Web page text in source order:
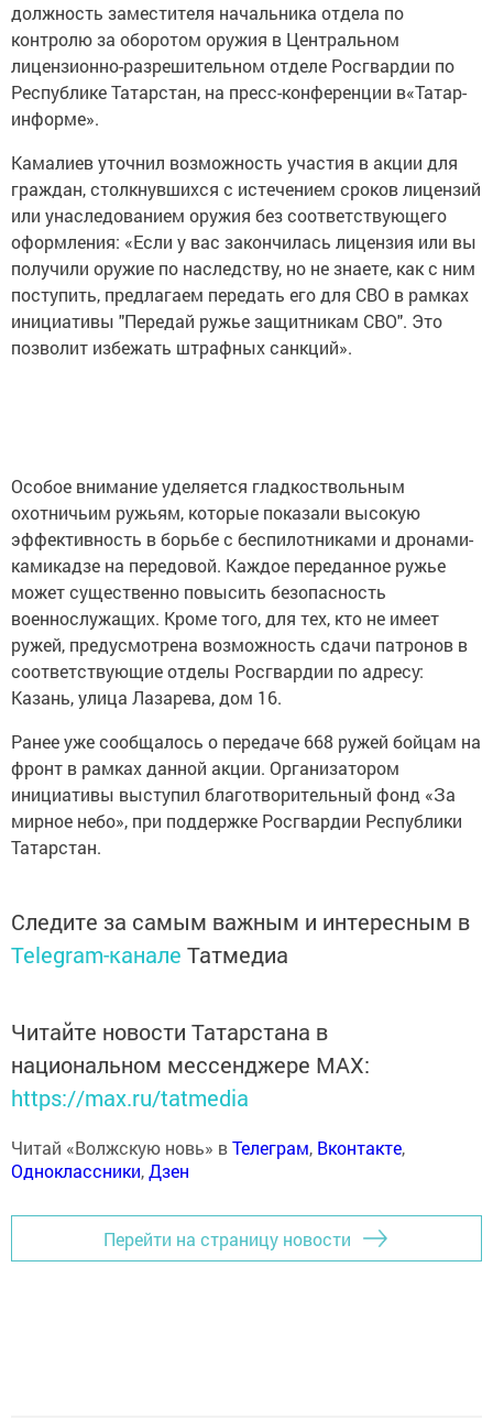
должность заместителя начальника отдела по
контролю за оборотом оружия в Центральном
лицензионно-разрешительном отделе Росгвардии по
Республике Татарстан, на пресс-конференции в«Татар-
информе».
Камалиев уточнил возможность участия в акции для
граждан, столкнувшихся с истечением сроков лицензий
или унаследованием оружия без соответствующего
оформления: «Если у вас закончилась лицензия или вы
получили оружие по наследству, но не знаете, как с ним
поступить, предлагаем передать его для СВО в рамках
инициативы "Передай ружье защитникам СВО". Это
позволит избежать штрафных санкций».
Особое внимание уделяется гладкоствольным
охотничьим ружьям, которые показали высокую
эффективность в борьбе с беспилотниками и дронами-
камикадзе на передовой. Каждое переданное ружье
может существенно повысить безопасность
военнослужащих. Кроме того, для тех, кто не имеет
ружей, предусмотрена возможность сдачи патронов в
соответствующие отделы Росгвардии по адресу:
Казань, улица Лазарева, дом 16.
Ранее уже сообщалось о передаче 668 ружей бойцам на
фронт в рамках данной акции. Организатором
инициативы выступил благотворительный фонд «За
мирное небо», при поддержке Росгвардии Республики
Татарстан.
Следите за самым важным и интересным в
Telegram-канале Татмедиа
Читайте новости Татарстана в
национальном мессенджере MАХ:
https://max.ru/tatmedia
Читай «Волжскую новь» вТелеграм, Вконтакте,
Одноклассники,Дзен
Перейти на страницу новости